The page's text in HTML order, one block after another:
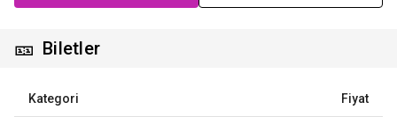
🎫 Biletler
Kategori Fiyat